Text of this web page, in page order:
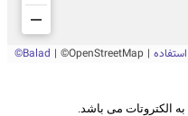
الکتروتات می باشد.